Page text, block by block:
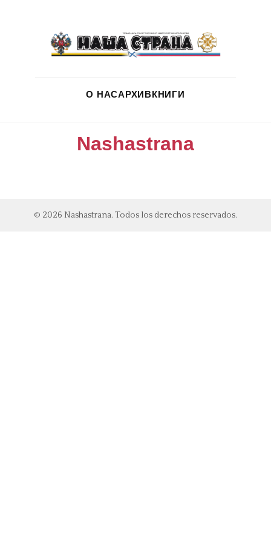
О НАСАРХИВКНИГИ
Nashastrana
© 2026 Nashastrana. Todos los derechos reservados.